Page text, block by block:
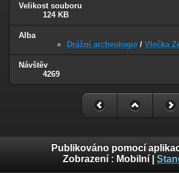
Velikost souboru
124 KB
Alba
Drážní archeologie / Vlečka
Návštěv
4269
Publikováno pomocí
Zobrazení : Mobilní